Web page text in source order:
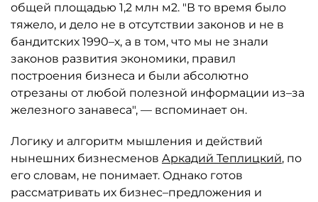
общей площадью 1,2 млн м2. "В то время было
тяжело, и дело не в отсутствии законов и не в
бандитских 1990–х, а в том, что мы не знали
законов развития экономики, правил
построения бизнеса и были абсолютно
отрезаны от любой полезной информации из–за
железного занавеса", — вспоминает он.
Логику и алгоритм мышления и действий
нынешних бизнесменов Аркадий Теплицкий, по
его словам, не понимает. Однако готов
рассматривать их бизнес–предложения и